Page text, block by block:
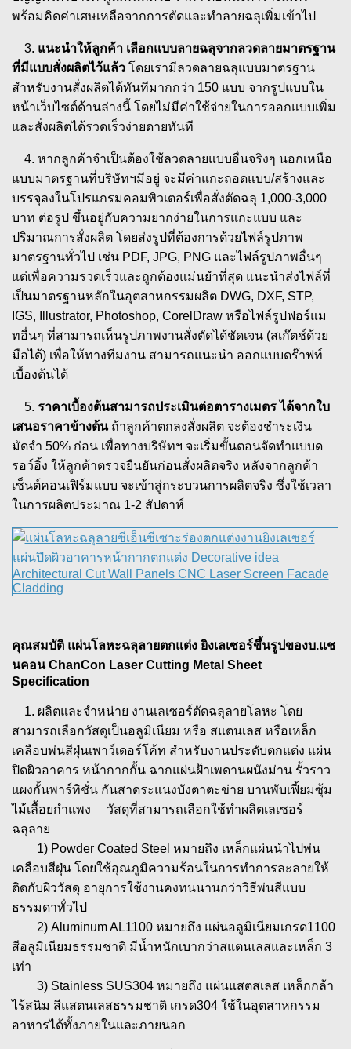
พร้อมคิดค่าเศษเหลือจากการตัดและทำลายฉลุเพิ่มเข้าไป
3. แนะนำให้ลูกค้า เลือกแบบลายฉลุจากลวดลายมาตรฐาน
ที่มีแบบสั่งผลิตไว้แล้ว โดยเรามีลวดลายฉลุแบบมาตรฐาน
สำหรับงานสั่งผลิตได้ทันทีมากกว่า 150 แบบ จากรูปแบบใน
หน้าเว็บไซต์ด้านล่างนี้ โดยไม่มีค่าใช้จ่ายในการออกแบบเพิ่ม
และสั่งผลิตได้รวดเร็วง่ายดายทันที
4. หากลูกค้าจำเป็นต้องใช้ลวดลายแบบอื่นจริงๆ นอกเหนือ
แบบมาตรฐานที่บริษัทฯมีอยู่ จะมีค่าแกะถอดแบบ/สร้างและ
บรรจุลงในโปรแกรมคอมพิวเตอร์เพื่อสั่งตัดฉลุ 1,000-3,000
บาท ต่อรูป ขึ้นอยู่กับความยากง่ายในการแกะแบบ และ
ปริมาณการสั่งผลิต โดยส่งรูปที่ต้องการด้วยไฟล์รูปภาพ
มาตรฐานทั่วไป เช่น PDF, JPG, PNG และไฟล์รูปภาพอื่นๆ
แต่เพื่อความรวดเร็วและถูกต้องแม่นยำที่สุด แนะนำส่งไฟล์ที่
เป็นมาตรฐานหลักในอุตสาหกรรมผลิต DWG, DXF, STP,
IGS, Illustrator, Photoshop, CorelDraw หรือไฟล์รูปฟอร์แม
ทอื่นๆ ที่สามารถเห็นรูปภาพงานสั่งตัดได้ชัดเจน (สเก๊ตช์ด้วย
มือได้) เพื่อให้ทางทีมงาน สามารถแนะนำ ออกแบบดร๊าฟท์
เบื้องต้นได้
5. ราคาเบื้องต้นสามารถประเมินต่อตารางเมตร ได้จากใบ
เสนอราคาข้างต้น ถ้าลูกค้าตกลงสั่งผลิต จะต้องชำระเงิน
มัดจำ 50% ก่อน เพื่อทางบริษัทฯ จะเริ่มขั้นตอนจัดทำแบบด
รอว์อิ้ง ให้ลูกค้าตรวจยืนยันก่อนสั่งผลิตจริง หลังจากลูกค้า
เซ็นต์คอนเฟิร์มแบบ จะเข้าสู่กระบวนการผลิตจริง ซึ่งใช้เวลา
ในการผลิตประมาณ 1-2 สัปดาห์
คุณสมบัติ แผ่นโลหะฉลุลายตกแต่ง ยิงเลเซอร์ขึ้นรูปของบ.แช
นคอน ChanCon Laser Cutting Metal Sheet
Specification
1. ผลิตและจําหน่าย งานเลเซอร์ตัดฉลุลายโลหะ โดย
สามารถเลือกวัสดุเป็นอลูมิเนียม หรือ สแตนเลส หรือเหล็ก
เคลือบพ่นสีฝุ่นเพาว์เดอร์โค้ท สําหรับงานประดับตกแต่ง แผ่น
ปิดผิวอาคาร หน้ากากกั้น ฉากแผ่นฝ้าเพดานผนังม่าน รั้วราว
แผงกั้นพาร์ทิชั่น กันสาดระแนงบังตาตะข่าย บานพับเฟี้ยมซุ้ม
ไม้เลื้อยกำแพง วัสดุที่สามารถเลือกใช้ทำผลิตเลเซอร์
ฉลุลาย
1) Powder Coated Steel หมายถึง เหล็กแผ่นนำไปพ่น
เคลือบสีฝุ่น โดยใช้อุณภูมิความร้อนในการทำการละลายให้
ติดกับผิววัสดุ อายุการใช้งานคงทนนานกว่าวิธีพ่นสีแบบ
ธรรมดาทั่วไป
2) Aluminum AL1100 หมายถึง แผ่นอลูมิเนียมเกรด1100
สีอลูมิเนียมธรรมชาติ มีน้ำหนักเบากว่าสแตนเลสและเหล็ก 3
เท่า
3) Stainless SUS304 หมายถึง แผ่นแสตสเลส เหล็กกล้า
ไร้สนิม สีแสตนเลสธรรมชาติ เกรด304 ใช้ในอุตสาหกรรม
อาหารได้ทั้งภายในและภายนอก